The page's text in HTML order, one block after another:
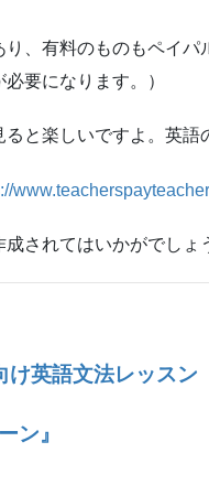
、有料のものもペイパ
要になります。）
と楽しいですよ。英語
されてはいかがでしょ
け英語文法レッスン
ン』